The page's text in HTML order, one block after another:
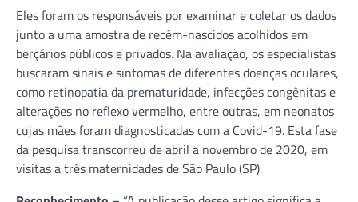
Eles foram os responsáveis por examinar e coletar os dados
junto a uma amostra de recém-nascidos acolhidos em
berçários públicos e privados. Na avaliação, os especialistas
buscaram sinais e sintomas de diferentes doenças oculares,
como retinopatia da prematuridade, infecções congênitas e
alterações no reflexo vermelho, entre outras, em neonatos
cujas mães foram diagnosticadas com a Covid-19. Esta fase
da pesquisa transcorreu de abril a novembro de 2020, em
visitas a três maternidades de São Paulo (SP).